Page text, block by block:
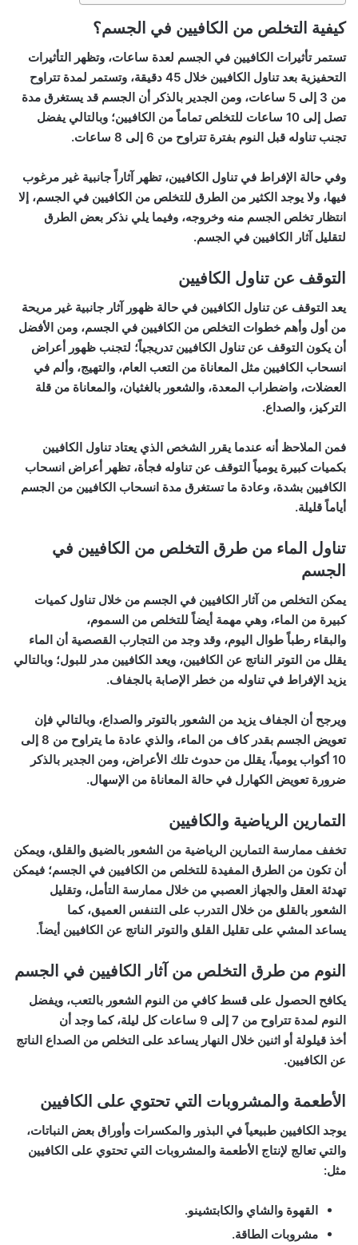
كيفية التخلص من الكافيين في الجسم؟
تستمر تأثيرات الكافيين في الجسم لعدة ساعات، وتظهر التأثيرات
التحفيزية بعد تناول الكافيين خلال 45 دقيقة، وتستمر لمدة تتراوح
من 3 إلى 5 ساعات، ومن الجدير بالذكر أن الجسم قد يستغرق مدة
تصل إلى 10 ساعات للتخلص تماماً من الكافيين؛ وبالتالي يفضل
تجنب تناوله قبل النوم بفترة تتراوح من 6 إلى 8 ساعات.
وفي حالة الإفراط في تناول الكافيين، تظهر آثاراً جانبية غير مرغوب
فيها، ولا يوجد الكثير من الطرق للتخلص من الكافيين في الجسم، إلا
انتظار تخلص الجسم منه وخروجه، وفيما يلي نذكر بعض الطرق
لتقليل آثار الكافيين في الجسم.
التوقف عن تناول الكافيين
يعد التوقف عن تناول الكافيين في حالة ظهور آثار جانبية غير مريحة
من أول وأهم خطوات التخلص من الكافيين في الجسم، ومن الأفضل
أن يكون التوقف عن تناول الكافيين تدريجياً؛ لتجنب ظهور أعراض
انسحاب الكافيين مثل المعاناة من التعب العام، والتهيج، وألم في
العضلات، واضطراب المعدة، والشعور بالغثيان، والمعاناة من قلة
التركيز، والصداع.
فمن الملاحظ أنه عندما يقرر الشخص الذي يعتاد تناول الكافيين
بكميات كبيرة يومياً التوقف عن تناوله فجأة، تظهر أعراض انسحاب
الكافيين بشدة، وعادة ما تستغرق مدة انسحاب الكافيين من الجسم
أياماً قليلة.
تناول الماء من طرق التخلص من الكافيين في
الجسم
يمكن التخلص من آثار الكافيين في الجسم من خلال تناول كميات
كبيرة من الماء، وهي مهمة أيضاً للتخلص من السموم،
والبقاء رطباً طوال اليوم، وقد وجد من التجارب القصصية أن الماء
يقلل من التوتر الناتج عن الكافيين، ويعد الكافيين مدر للبول؛ وبالتالي
يزيد الإفراط في تناوله من خطر الإصابة بالجفاف.
ويرجح أن الجفاف يزيد من الشعور بالتوتر والصداع، وبالتالي فإن
تعويض الجسم بقدر كاف من الماء، والذي عادة ما يتراوح من 8 إلى
10 أكواب يومياً، يقلل من حدوث تلك الأعراض، ومن الجدير بالذكر
ضرورة تعويض الكهارل في حالة المعاناة من الإسهال.
التمارين الرياضية والكافيين
تخفف ممارسة التمارين الرياضية من الشعور بالضيق والقلق، ويمكن
أن تكون من الطرق المفيدة للتخلص من الكافيين في الجسم؛ فيمكن
تهدئة العقل والجهاز العصبي من خلال ممارسة التأمل، وتقليل
الشعور بالقلق من خلال التدرب على التنفس العميق، كما
يساعد المشي على تقليل القلق والتوتر الناتج عن الكافيين أيضاً.
النوم من طرق التخلص من آثار الكافيين في الجسم
يكافح الحصول على قسط كافي من النوم الشعور بالتعب، ويفضل
النوم لمدة تتراوح من 7 إلى 9 ساعات كل ليلة، كما وجد أن
أخذ قيلولة أو اثنين خلال النهار يساعد على التخلص من الصداع الناتج
عن الكافيين.
الأطعمة والمشروبات التي تحتوي على الكافيين
يوجد الكافيين طبيعياً في البذور والمكسرات وأوراق بعض النباتات،
والتي تعالج لإنتاج الأطعمة والمشروبات التي تحتوي على الكافيين
مثل:
القهوة والشاي والكابتشينو.
مشروبات الطاقة.